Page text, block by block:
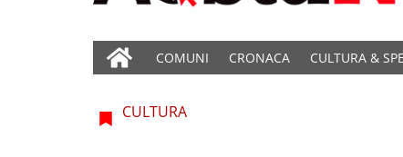
COMUNI CRONACA CULTURA &
CULTURA